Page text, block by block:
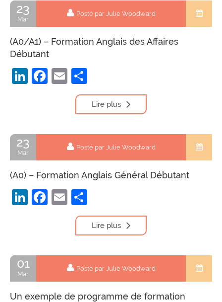
23
Mar
Posté par Julie Woodward
(A0/A1) – Formation Anglais des Affaires
Débutant
LinkedIn
Facebook
Email
Lire plus
23
Mar
Posté par Julie Woodward
(A0) – Formation Anglais Général Débutant
LinkedIn
Facebook
Email
Lire plus
01
Mar
Posté par Julie Woodward
Un exemple de programme de formation